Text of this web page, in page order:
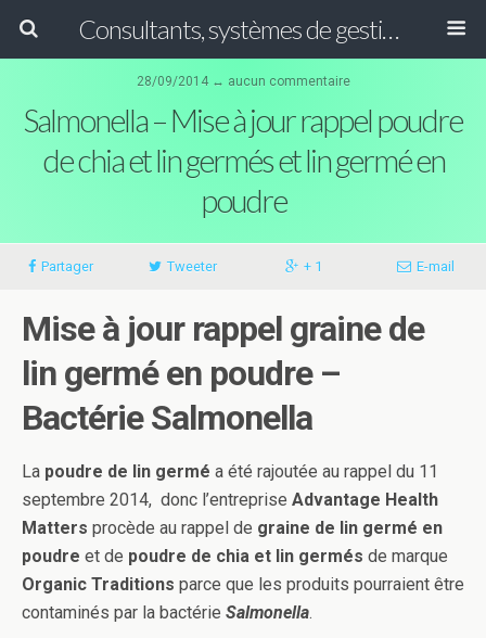
Consultants, systèmes de gestion ISO, HACCP et GFSI
28/09/2014 ↔ aucun commentaire
Salmonella – Mise à jour rappel poudre
de chia et lin germés et lin germé en
poudre
Partager Tweeter + 1 E-mail
Mise à jour rappel graine de
lin germé en poudre –
Bactérie Salmonella
La poudre de lin germé a été rajoutée au rappel du 11
septembre 2014, donc l’entreprise Advantage Health
Matters procède au rappel de graine de lin germé en
poudre et de poudre de chia et lin germés de marque
Organic Traditions parce que les produits pourraient être
contaminés par la bactérie Salmonella.